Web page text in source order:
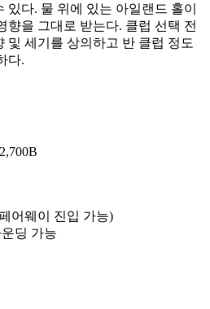
있다. 물 위에 있는 아일랜드 홀이
향을 그대로 받는다. 클럽 선택 전
및 세기를 상의하고 반 클럽 정도
다.
어웨이 진입 가능)
딩 가능